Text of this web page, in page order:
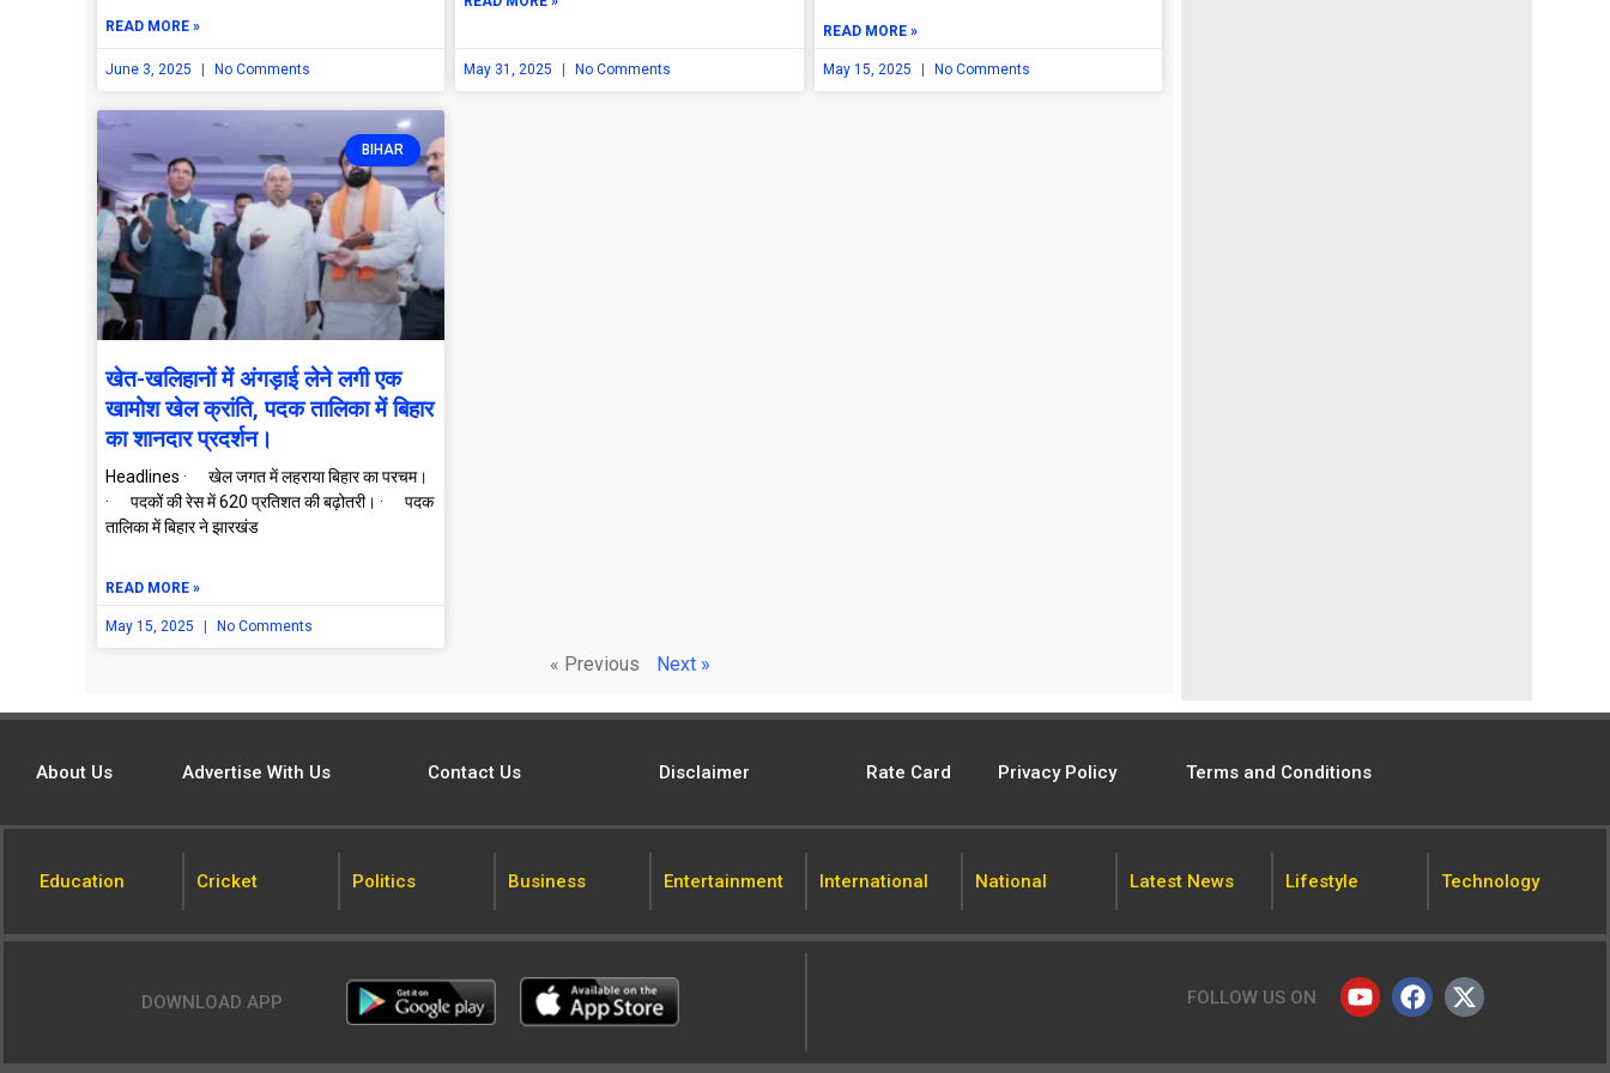
READ MORE »
June 3, 2025 No Comments May 31, 2025 No Comments
READ MORE »
May 15, 2025 No Comments
BIHAR
खेत-खलिहानों में अंगड़ाई लेने लगी एक
खामोश खेल क्रांति, पदक तालिका में बिहार
का शानदार प्रदर्शन।
Headlines · खेल जगत में लहराया बिहार का परचम।
· पदकों की रेस में 620 प्रतिशत की बढ़ोतरी। · पदक
तालिका में बिहार ने झारखंड
READ MORE »
May 15, 2025 No Comments
« Previous Next »
About Us Advertise With Us Contact Us Disclaimer Rate Card Privacy Policy Terms and Conditions
Education Cricket Politics Business Entertainment International National Latest News Lifestyle Technology
DOWNLOAD APP FOLLOW US ON